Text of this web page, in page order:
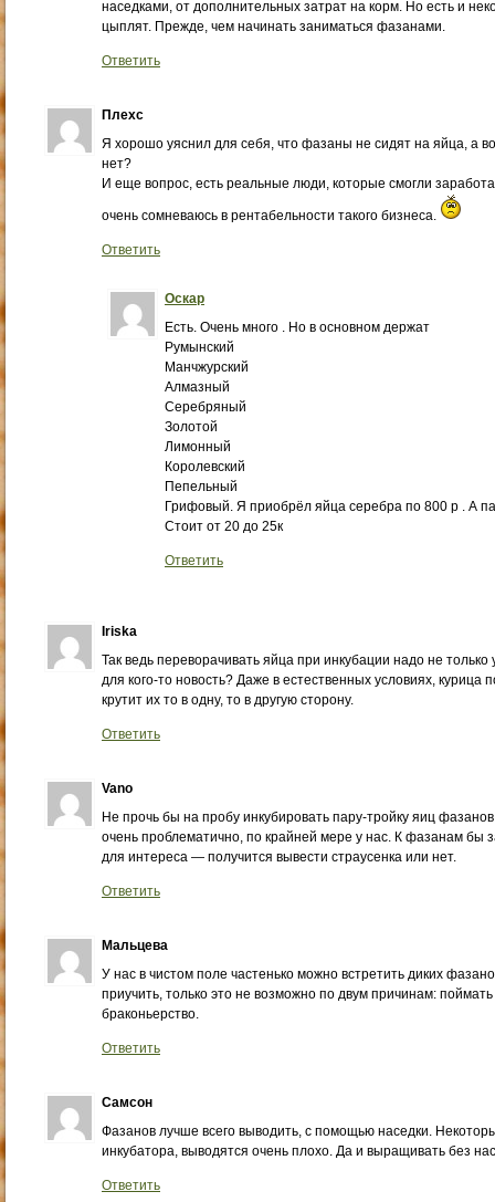
наседками, от дополнительных затрат на корм. Но есть и
цыплят. Прежде, чем начинать заниматься фазанами.
Ответить
Плехс
Я хорошо уяснил для себя, что фазаны не сидят на яйца, а
нет?
И еще вопрос, есть реальные люди, которые смогли
очень сомневаюсь в рентабельности такого бизнеса.
Ответить
Оскар
Есть. Очень много . Но в основном держат
Румынский
Манчжурский
Алмазный
Серебряный
Золотой
Лимонный
Королевский
Пепельный
Грифовый. Я приобрёл яйца серебра по 800 р . А
Стоит от 20 до 25к
Ответить
Iriska
Так ведь переворачивать яйца при инкубации надо не
для кого-то новость? Даже в естественных условиях, курица
крутит их то в одну, то в другую сторону.
Ответить
Vano
Не прочь бы на пробу инкубировать пару-тройку яиц
очень проблематично, по крайней мере у нас. К фазанам бы
для интереса — получится вывести страусенка или нет.
Ответить
Мальцева
У нас в чистом поле частенько можно встретить диких
приучить, только это не возможно по двум причинам:
браконьерство.
Ответить
Самсон
Фазанов лучше всего выводить, с помощью наседки.
инкубатора, выводятся очень плохо. Да и выращивать без
Ответить